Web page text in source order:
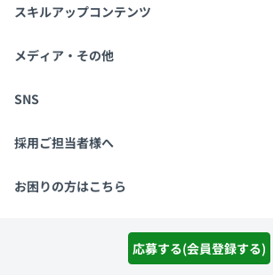
応募する(会員登録する)
転職・キャリア
スキルアップコンテンツ
学習
メディア・その他
Tech Team Journal
SNS
X
採用ご担当者様へ
採用・教育をお考えの企業様へ
お困りの方はこちら
お
利用規約プライバシーポリシー
Copyright Paiza, Inc. All rights